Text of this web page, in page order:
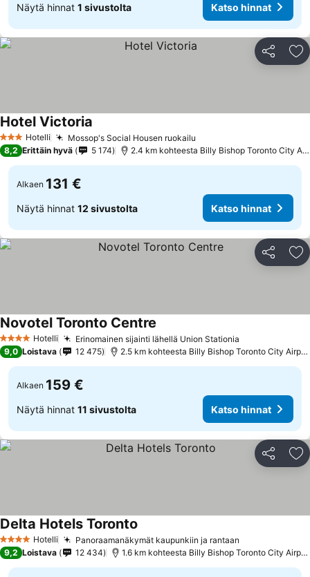
Näytä hinnat 1 sivustolta Katso hinnat
Jaa
3 Tähtiluokitus
Hotelli Mossop's Social Housen ruokailu
Hotel Victoria
8,2 Erittäin hyvä 5 174 2.4 km kohteesta Billy Bishop Toronto City Airport
Alkaen 131 €
Näytä hinnat 12 sivustolta Katso hinnat
Jaa
4 Tähtiluokitus
Hotelli Erinomainen sijainti lähellä Union Stationia
Novotel Toronto Centre
9,0 Loistava 12 475 2.5 km kohteesta Billy Bishop Toronto City Airport
Alkaen 159 €
Näytä hinnat 11 sivustolta Katso hinnat
Jaa
4 Tähtiluokitus
Hotelli Panoraamanäkymät kaupunkiin ja rantaan
Delta Hotels Toronto
9,2 Loistava 12 434 1.6 km kohteesta Billy Bishop Toronto City Airport